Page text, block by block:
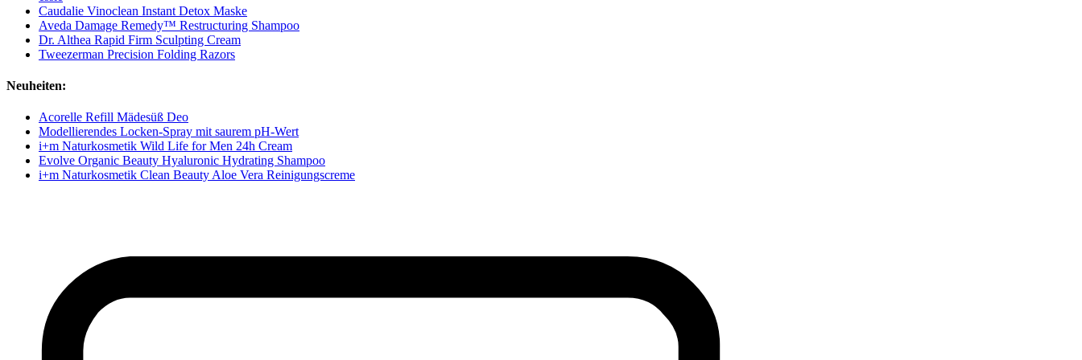
Caudalie Vinoclean Instant Detox Maske
Aveda Damage Remedy™ Restructuring Shampoo
Dr. Althea Rapid Firm Sculpting Cream
Tweezerman Precision Folding Razors
Neuheiten:
Acorelle Refill Mädesüß Deo
Modellierendes Locken-Spray mit saurem pH-Wert
i+m Naturkosmetik Wild Life for Men 24h Cream
Evolve Organic Beauty Hyaluronic Hydrating Shampoo
i+m Naturkosmetik Clean Beauty Aloe Vera Reinigungscreme